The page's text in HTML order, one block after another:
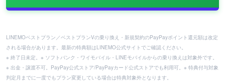
LINEMOベストプラン／ベストプランVの乗り換え・新規契約のPayPayポイント還元額は改定
される場合があります。最新の特典額はLINEMO公式サイトでご確認ください。
※ 終了日未定。※ ソフトバンク・ワイモバイル・LINEモバイルからの乗り換えは対象外です。
※ 出金・譲渡不可。PayPay公式ストア/PayPayカード公式ストアでも利用可。※ 特典付与対象
判定月までに一度でもプラン変更している場合は特典対象外となります。